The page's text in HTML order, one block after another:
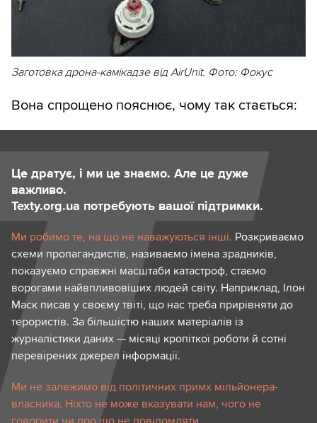
Заготовка дрона-камікадзе від AirUnit. Фото: Фокус
Вона спрощено пояснює, чому так стається:
Це дратує, і ми це знаємо. Але це дуже
важливо.
Texty.org.ua потребують вашої підтримки.
Ми робимо те, на що не наважуються інші. Розкриваємо
схеми пропагандистів, називаємо імена зрадників,
показуємо справжні масштаби катастроф, стаємо
ворогами найвпливовіших людей світу. Наприклад, Ілон
Маск писав у своєму твіті, що нас треба прирівняти до
терористів. За більшістю наших матеріалів із
журналістики даних — місяці кропіткої роботи й сотні
перевірених джерел інформації.
Ми не залежимо від політичних примх мільйонера-
власника. Ніхто не може вказувати нам, чого не